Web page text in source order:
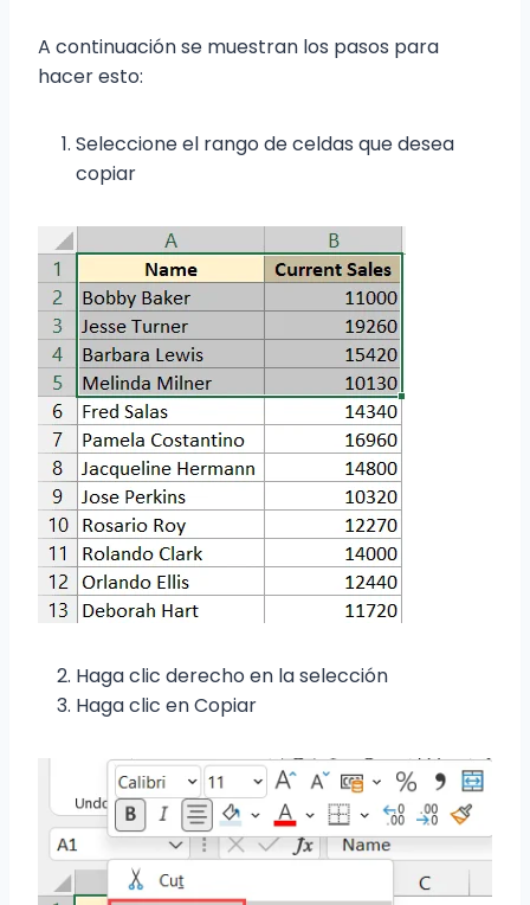
A continuación se muestran los pasos para
hacer esto:
Seleccione el rango de celdas que desea
copiar
Haga clic derecho en la selección
Haga clic en Copiar